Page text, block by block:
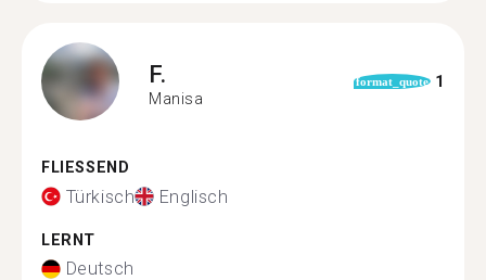
F.
Manisa
format_quote 1
FLIESSEND
Türkisch Englisch
LERNT
Deutsch